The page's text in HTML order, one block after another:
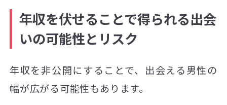
年収を伏せることで得られる出会
いの可能性とリスク
年収を非公開にすることで、出会える男性の
幅が広がる可能性もあります。